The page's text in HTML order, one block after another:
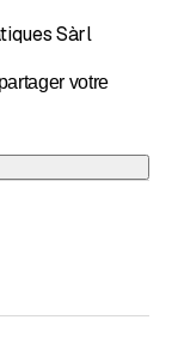
Sàrl
votre